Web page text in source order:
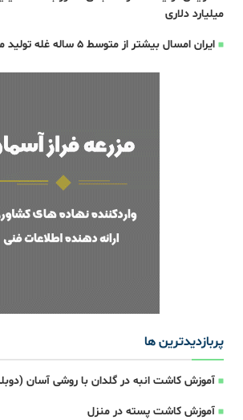
میلیارد دلاری
ایران امسال بیشتر از متوسط 5 ساله غله تولید می‌کند
پربازدیدترین ها
آموزش کاشت انبه در گلدان با روشی آسان
آموزش کاشت پسته در منزل